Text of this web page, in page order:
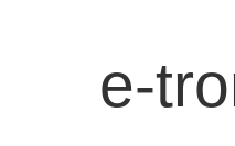
e-